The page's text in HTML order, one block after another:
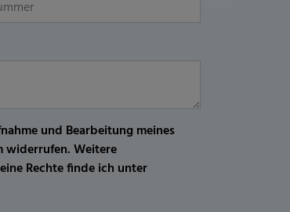
und Bearbeitung meines
widerrufen. Weitere
Rechte finde ich unter